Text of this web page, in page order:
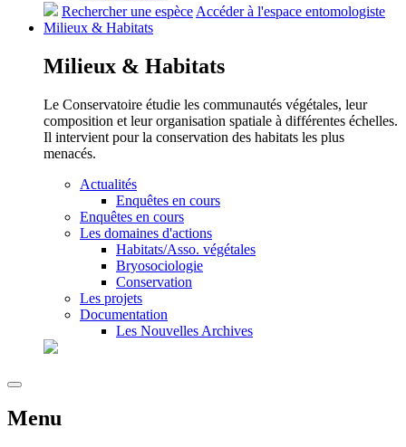
Rechercher une espèce Accéder à l'espace entomologiste
Milieux & Habitats
Milieux & Habitats
Le Conservatoire étudie les communautés végétales, leur
composition et leur organisation spatiale à différentes échelles.
Il intervient pour la conservation des habitats les plus
menacés.
Actualités
Enquêtes en cours
Enquêtes en cours
Les domaines d'actions
Habitats/Asso. végétales
Bryosociologie
Conservation
Les projets
Documentation
Les Nouvelles Archives
Menu